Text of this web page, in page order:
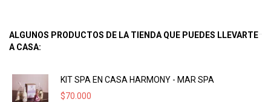
ALGUNOS PRODUCTOS DE LA TIENDA QUE PUEDES LLEVARTE
A CASA:
KIT SPA EN CASA HARMONY - MAR SPA
$70.000